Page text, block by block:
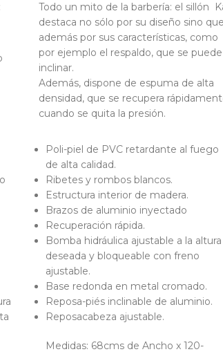
Todo un mito de la barbería: el sillón
destaca no sólo por su diseño sino que
además por sus características, como
por ejemplo el respaldo, que se puede
inclinar.
Además, dispone de espuma de alta
densidad, que se recupera
cuando se quita la presión.
Poli-piel de PVC retardante al fuego
de alta calidad.
Ribetes y rombos blancos.
Estructura interior de madera.
Brazos de aluminio inyectado
Recuperación rápida.
Bomba hidráulica ajustable a la altura
deseada y bloqueable con freno
ajustable.
Base redonda en metal cromado.
Reposa-piés inclinable de aluminio.
Reposacabeza ajustable.
Medidas: 68cms de Ancho x 120-